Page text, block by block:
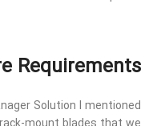
Requirements
Solution I mentioned